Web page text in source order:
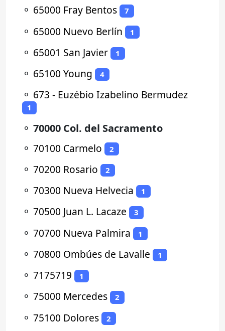
⚬ 65000 Fray Bentos 7
⚬ 65000 Nuevo Berlín 1
⚬ 65001 San Javier 1
⚬ 65100 Young 4
⚬ 673 - Euzébio Izabelino Bermudez
1
⚬ 70000 Col. del Sacramento
⚬ 70100 Carmelo 2
⚬ 70200 Rosario 2
⚬ 70300 Nueva Helvecia 1
⚬ 70500 Juan L. Lacaze 3
⚬ 70700 Nueva Palmira 1
⚬ 70800 Ombúes de Lavalle 1
⚬ 7175719 1
⚬ 75000 Mercedes 2
⚬ 75100 Dolores 2